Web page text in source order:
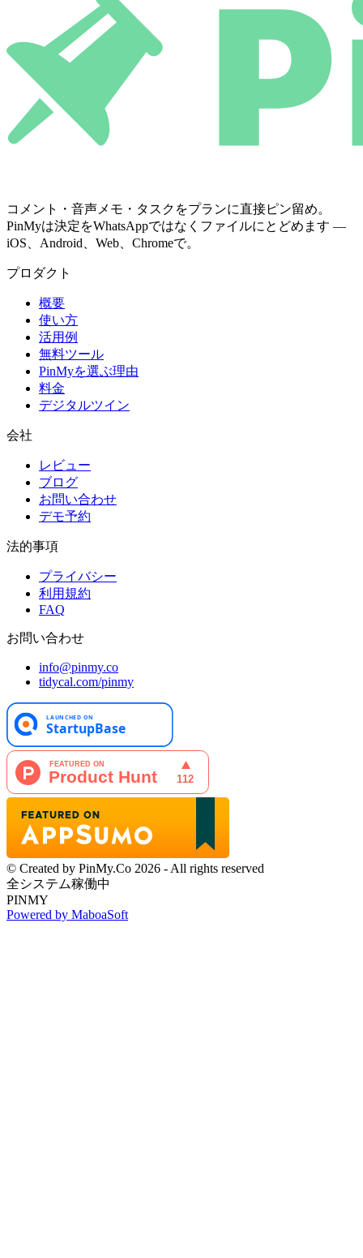
コメント・音声メモ・タスクをプランに直接ピン留め。
PinMyは決定をWhatsAppではなくファイルにとどめます —
iOS、Android、Web、Chromeで。
プロダクト
概要
使い方
活用例
無料ツール
PinMyを選ぶ理由
料金
デジタルツイン
会社
レビュー
ブログ
お問い合わせ
デモ予約
法的事項
プライバシー
利用規約
FAQ
お問い合わせ
info@pinmy.co
tidycal.com/pinmy
© Created by PinMy.Co 2026 - All rights reserved
全システム稼働中
PINMY
Powered by MaboaSoft